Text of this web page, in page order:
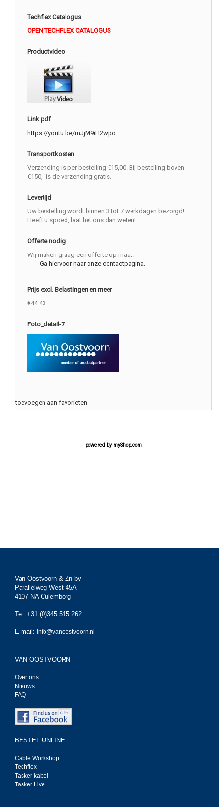
Techflex Catalogus
OPEN TECHFLEX CATALOGUS
Productvideo
Link pdf
https://youtu.be/mJjM9iH2wpo
Transportkosten
Verzending is per bestelling €15,00. Bij bestelling boven
€150,- is de verzending gratis.
Levertijd
Uw bestelling wordt binnen 3 tot 7 werkdagen bezorgd!
Heeft u spoed, laat het ons dan weten!
Offerte nodig
Wij maken graag een offerte op maat.
Ga hiervoor naar onze contactpagina.
Prijs excl. Belastingen en meer
€44.43
Foto_detail-7
toevoegen aan favorieten
powered by myShop.com
Van Oostvoorn & Zn bv
Parallelweg West 45A
4107 NA Culemborg
Tel. +31 (0)345 515 262
E-mail: info@vanoostvoorn.nl
VAN OOSTVOORN
Over ons
Nieuws
FAQ
BESTEL ONLINE
Cable Workshop
Techflex
Tasker kabel
Tasker Live